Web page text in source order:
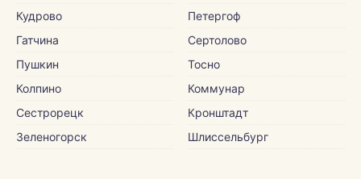
Кудрово
Гатчина
Пушкин
Колпино
Сестрорецк
Зеленогорск
Петергоф
Сертолово
Тосно
Коммунар
Кронштадт
Шлиссельбург